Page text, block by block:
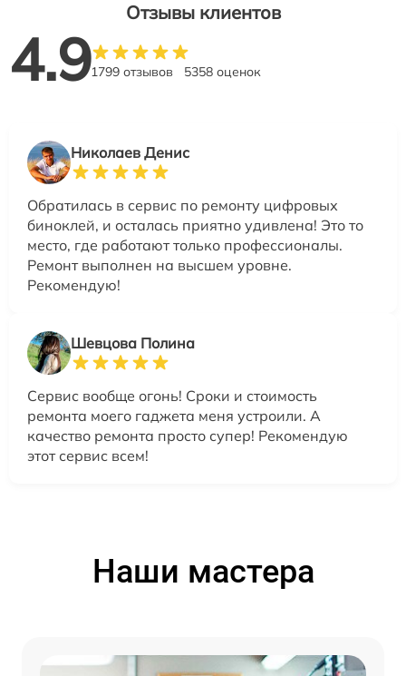
Отзывы клиентов
4.91799 отзывов 5358 оценок
Николаев Денис
Обратилась в сервис по ремонту цифровых
биноклей, и осталась приятно удивлена! Это то
место, где работают только профессионалы.
Ремонт выполнен на высшем уровне.
Рекомендую!
Шевцова Полина
Сервис вообще огонь! Сроки и стоимость
ремонта моего гаджета меня устроили. А
качество ремонта просто супер! Рекомендую
этот сервис всем!
Наши мастера